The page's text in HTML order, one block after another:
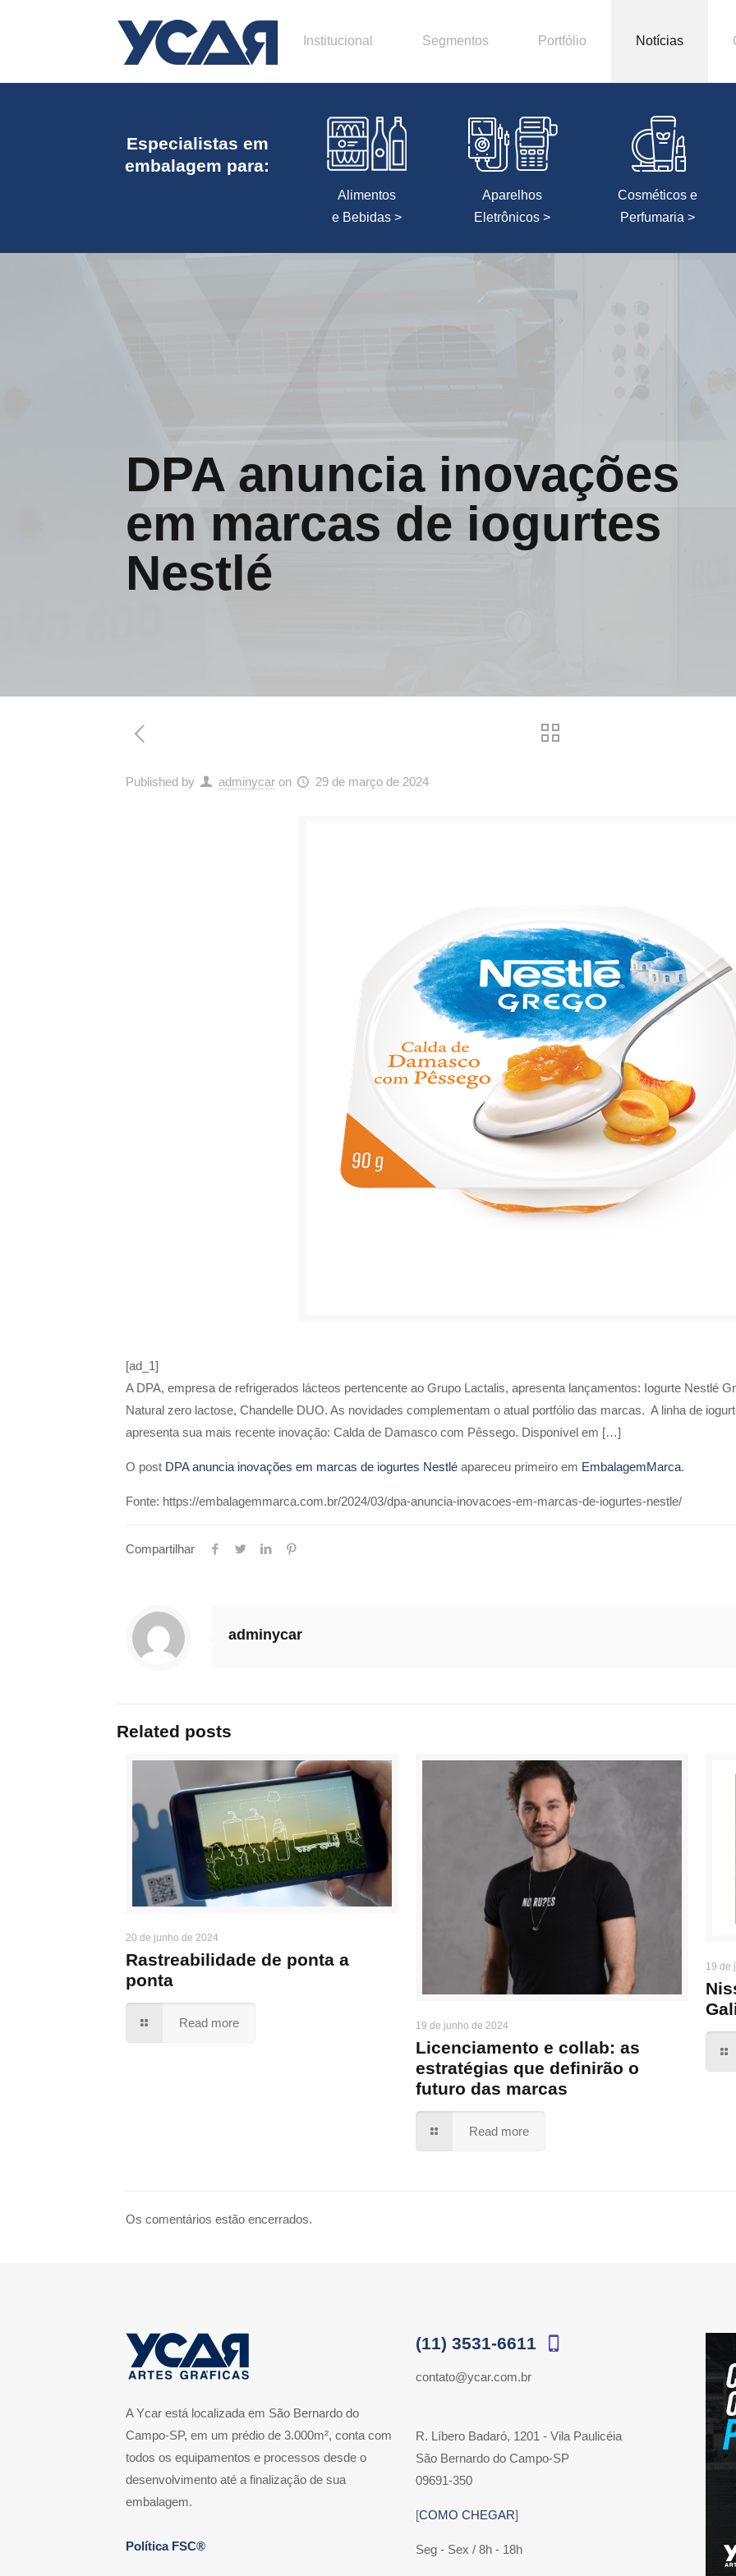
Institucional Segmentos Portfólio Notícias
Especialistas em
embalagem para:
Alimentos
e Bebidas >
Aparelhos
Eletrônicos >
Cosméticos e
Perfumaria >
DPA anuncia inovações
em marcas de iogurtes
Nestlé
Published by adminycar on 29 de março de 2024
[ad_1]
A DPA, empresa de refrigerados lácteos pertencente ao Grupo Lactalis, apresenta lançamentos: Iogurte Nestlé
Natural zero lactose, Chandelle DUO. As novidades complementam o atual portfólio das marcas. A linha de
apresenta sua mais recente inovação: Calda de Damasco com Pêssego. Disponível em […]
O post DPA anuncia inovações em marcas de iogurtes Nestléapareceu primeiro em EmbalagemMarca.
Fonte: https://embalagemmarca.com.br/2024/03/dpa-anuncia-inovacoes-em-marcas-de-iogurtes-nestle/
Compartilhar
adminycar
Related posts
20 de junho de 2024
Rastreabilidade de ponta a
ponta
Read more 19 de junho de 2024
Licenciamento e collab: as
estratégias que definirão o
futuro das marcas
Read more
19 de
Os comentários estão encerrados.
A Ycar está localizada em São Bernardo do
Campo-SP, em um prédio de 3.000m², conta com
todos os equipamentos e processos desde o
desenvolvimento até a finalização de sua
embalagem.
Política FSC®
(11) 3531-6611
contato@ycar.com.br
R. Líbero Badaró, 1201 - Vila Paulicéia
São Bernardo do Campo-SP
09691-350
[COMO CHEGAR]
Seg - Sex / 8h - 18h